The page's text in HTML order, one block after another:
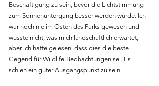
Beschäftigung zu sein, bevor die Lichtstimmung
zum Sonnenuntergang besser werden würde. Ich
war noch nie im Osten des Parks gewesen und
wusste nicht, was mich landschaftlich erwartet,
aber ich hatte gelesen, dass dies die beste
Gegend für Wildlife-Beobachtungen sei. Es
schien ein guter Ausgangspunkt zu sein.